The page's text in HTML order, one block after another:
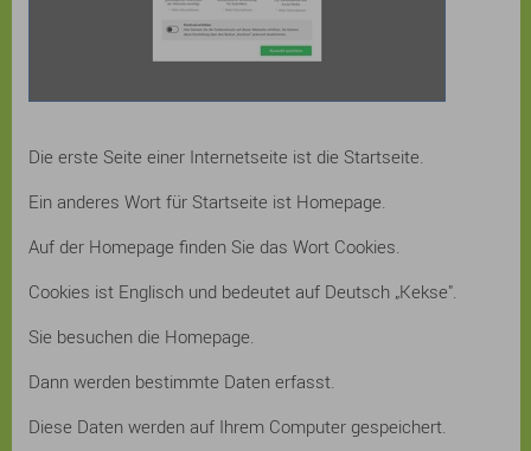
Die erste Seite einer Internetseite ist die Startseite.
Ein anderes Wort für Startseite ist Homepage.
Auf der Homepage finden Sie das Wort Cookies.
Cookies ist Englisch und bedeutet auf Deutsch „Kekse".
Sie besuchen die Homepage.
Dann werden bestimmte Daten erfasst.
Diese Daten werden auf Ihrem Computer gespeichert.